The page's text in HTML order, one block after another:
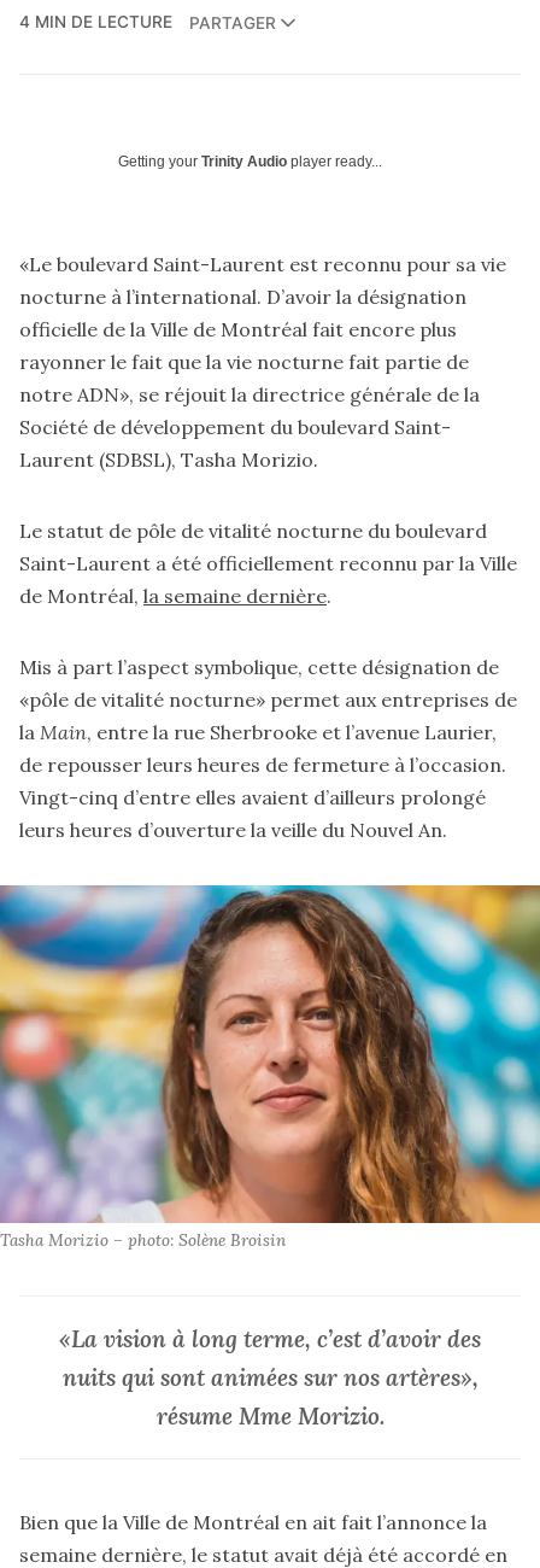
4 MIN DE LECTURE
PARTAGER
Getting your Trinity Audio player ready...
«Le boulevard Saint-Laurent est reconnu pour sa vie
nocturne à l’international. D’avoir la désignation
officielle de la Ville de Montréal fait encore plus
rayonner le fait que la vie nocturne fait partie de
notre ADN», se réjouit la directrice générale de la
Société de développement du boulevard Saint-
Laurent (SDBSL), Tasha Morizio.
Le statut de pôle de vitalité nocturne du boulevard
Saint-Laurent a été officiellement reconnu par la Ville
de Montréal, la semaine dernière.
Mis à part l’aspect symbolique, cette désignation de
«pôle de vitalité nocturne» permet aux entreprises de
la Main, entre la rue Sherbrooke et l’avenue Laurier,
de repousser leurs heures de fermeture à l’occasion.
Vingt-cinq d’entre elles avaient d’ailleurs prolongé
leurs heures d’ouverture la veille du Nouvel An.
Tasha Morizio – photo: Solène Broisin
«La vision à long terme, c’est d’avoir des
nuits qui sont animées sur nos artères»,
résume Mme Morizio.
Bien que la Ville de Montréal en ait fait l’annonce la
semaine dernière, le statut avait déjà été accordé en